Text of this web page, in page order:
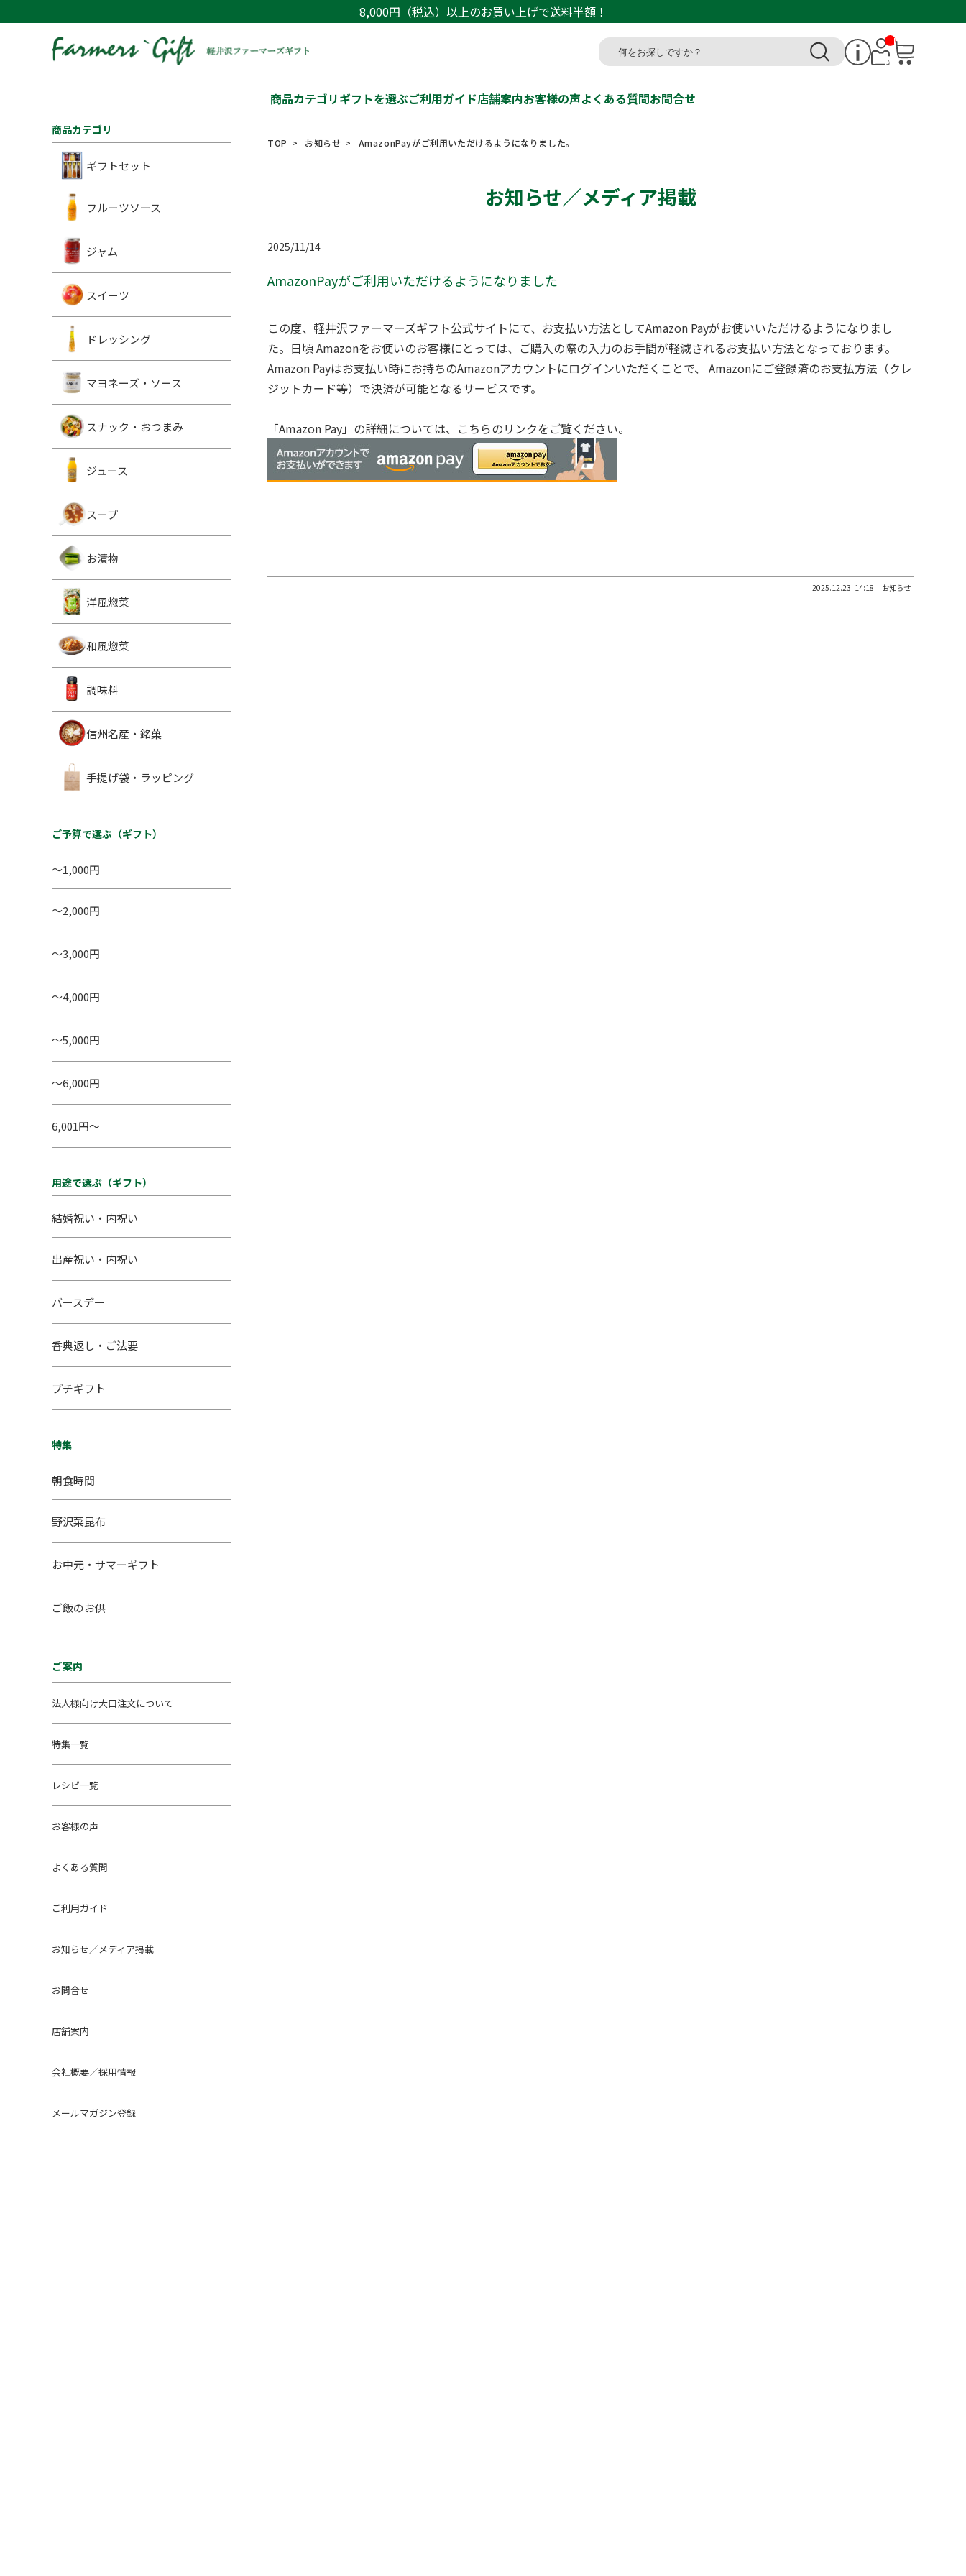
8,000円（税込）以上のお買い上げで送料半額！
__I
T
M_
商品カテゴリギフトを選ぶご利用ガイド店舗案内お客様の声よくある質問お問合せ
TOP お知らせ AmazonPayがご利用いただけるようになりました。
お知らせ／メディア掲載
2025/11/14
AmazonPayがご利用いただけるようになりました
この度、軽井沢ファーマーズギフト公式サイトにて、お支払い方法としてAmazon Payがお使いいただけるようになりまし
た。日頃 Amazonをお使いのお客様にとっては、ご購入の際の入力のお手間が軽減されるお支払い方法となっております。
Amazon Payはお支払い時にお持ちのAmazonアカウントにログインいただくことで、 Amazonにご登録済のお支払方法（クレ
ジットカード等）で決済が可能となるサービスです。
「Amazon Pay」の詳細については、こちらのリンクをご覧ください。
2025.12.23 14:18 お知らせ
商品カテゴリ
ギフトセット
フルーツソース
ジャム
スイーツ
ドレッシング
マヨネーズ・ソース
スナック・おつまみ
ジュース
スープ
お漬物
洋風惣菜
和風惣菜
調味料
信州名産・銘菓
手提げ袋・ラッピング
ご予算で選ぶ（ギフト）
～1,000円
～2,000円
～3,000円
～4,000円
～5,000円
～6,000円
6,001円～
用途で選ぶ（ギフト）
結婚祝い・内祝い
出産祝い・内祝い
バースデー
香典返し・ご法要
プチギフト
特集
朝食時間
野沢菜昆布
お中元・サマーギフト
ご飯のお供
ご案内
法人様向け大口注文について
特集一覧
レシピ一覧
お客様の声
よくある質問
ご利用ガイド
お知らせ／メディア掲載
お問合せ
店舗案内
会社概要／採用情報
メールマガジン登録